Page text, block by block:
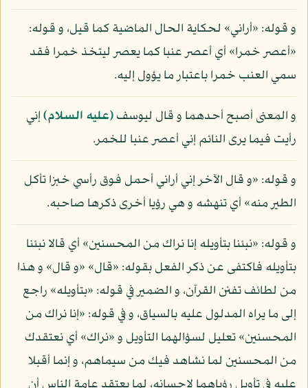
و قوله: «أراني» لحكاية الحال الماضية كما قيل، و قوله:
«أعصر خمرا» أي أعصر عنبا كما يعصر ليتخذ خمرا فقد
سمي العنب خمرا باعتبار ما يؤول إليه.
و المعنى أصبح أحدهما و قال ليوسف(عليه السلام)إني
رأيت فيما يرى النائم إني أعصر عنبا للخمر.
و قوله: «و قال الآخر إني أراني أحمل فوق رأسي خبزا تأكل
الطير منه» أي تنهشه و هي رؤيا أخرى ذكرها صاحبه.
و قوله: «نبئنا بتأويله إنا نراك من المحسنين» أي قالا نبئنا
بتأويله فاكتفى عن ذكر الفعل بقوله: «قال» «و قال» و هذا
من لطائف تفنن القرآن، و الضمير في قوله: «بتأويله» راجع
إلى ما يراه المدلول عليه بالسياق، و في قوله: «إنا نراك من
المحسنين» تعليل لسؤالهما التأويل و «نراك» أي نعتقدك
من المحسنين لما نشاهد فيك من سيماهم، و إنما أقبلا